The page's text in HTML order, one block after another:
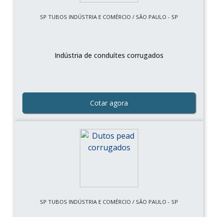
SP TUBOS INDÚSTRIA E COMÉRCIO / SÃO PAULO - SP
Indústria de conduítes corrugados
Cotar agora
SP TUBOS INDÚSTRIA E COMÉRCIO / SÃO PAULO - SP